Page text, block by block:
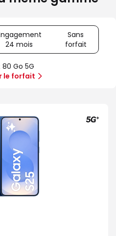
24 mois
Offre
spéciale
Illimité
Sans
forfait
Sans
Go 5G
le forfait